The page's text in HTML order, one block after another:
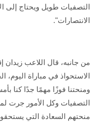
التصفيات طويل ويحتاج إلى
الانتصارات".
من جانبه، قال اللاعب
الاستحواذ في مباراة اليوم،
ومنحتنا فوزًا مهمًا جدًا كنا
التصفيات وكل الأمور جرت
منحتهم السعادة التي